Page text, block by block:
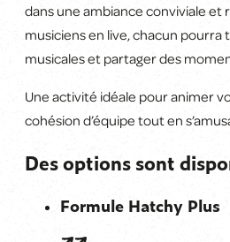
dans une ambiance conviviale et
musiciens en live, chacun pourra
musicales et partager des
Une activité idéale pour animer
cohésion d’équipe tout en
Des options sont
Formule Hatchy Plus